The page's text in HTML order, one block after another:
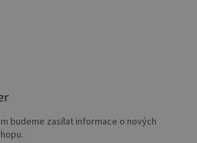
budeme zasílat informace o nových